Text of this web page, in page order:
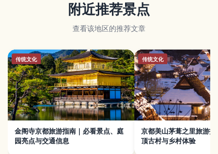
附近推荐景点
查看该地区的推荐文章
传统文化
金阁寺京都旅游指南｜必看景点、庭
园亮点与交通信息
传统文化
京都美山茅葺之里旅游指
顶古村与乡村体验